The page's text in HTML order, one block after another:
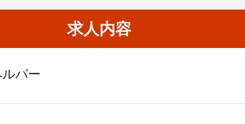
求人内容
パー